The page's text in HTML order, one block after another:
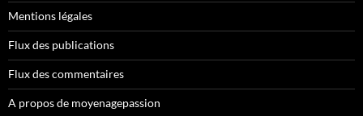
Mentions légales
Flux des publications
Flux des commentaires
A propos de moyenagepassion